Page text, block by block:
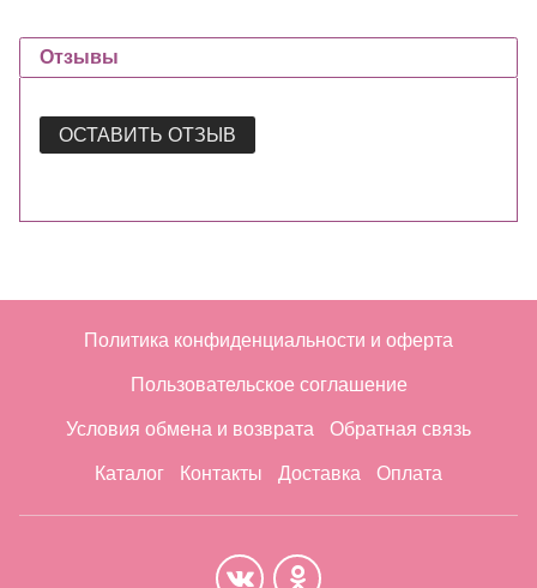
Отзывы
ОСТАВИТЬ ОТЗЫВ
Политика конфиденциальности и оферта
Пользовательское соглашение
Условия обмена и возврата Обратная связь
Каталог Контакты Доставка Оплата